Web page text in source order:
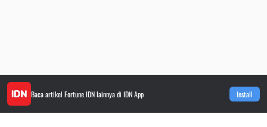
Baca artikel Fortune IDNlainnya di IDN App Install